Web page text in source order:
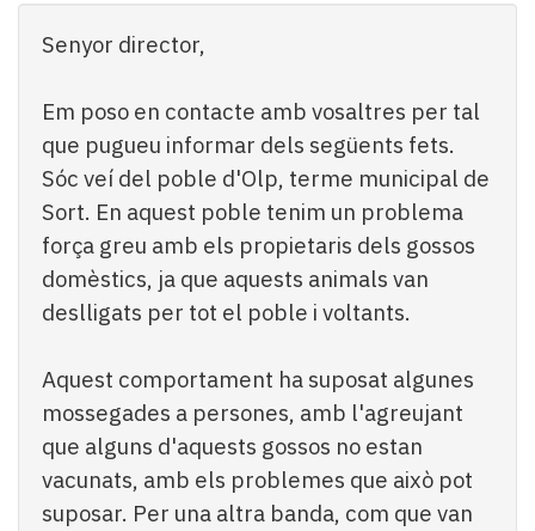
Subscriptors
La
newsletter
Pallars
Contingut
patrocinat
Lo
més
llegit...
Editorial
Senyor director,
Em poso en contacte amb vosaltres per tal
que pugueu informar dels següents fets.
Sóc veí del poble d'Olp, terme municipal de
Sort. En aquest poble tenim un problema
força greu amb els propietaris dels gossos
domèstics, ja que aquests animals van
deslligats per tot el poble i voltants.
Aquest comportament ha suposat algunes
mossegades a persones, amb l'agreujant
que alguns d'aquests gossos no estan
vacunats, amb els problemes que això pot
suposar. Per una altra banda, com que van